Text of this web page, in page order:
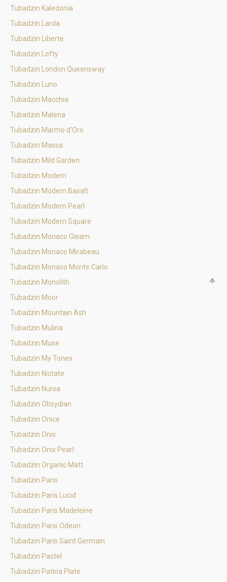
Tubadzin Kaledonia
Tubadzin Larda
Tubadzin Liberte
Tubadzin Lofty
Tubadzin London Queensway
Tubadzin Luno
Tubadzin Macchia
Tubadzin Malena
Tubadzin Marmo d'Oro
Tubadzin Massa
Tubadzin Mild Garden
Tubadzin Modern
Tubadzin Modern Basalt
Tubadzin Modern Pearl
Tubadzin Modern Square
Tubadzin Monaco Gleam
Tubadzin Monaco Mirabeau
Tubadzin Monaco Monte Carlo
Tubadzin Monolith
Tubadzin Moor
Tubadzin Mountain Ash
Tubadzin Mulina
Tubadzin Muse
Tubadzin My Tones
Tubadzin Nictate
Tubadzin Nursa
Tubadzin Obsydian
Tubadzin Onice
Tubadzin Onis
Tubadzin Onix Pearl
Tubadzin Organic Matt
Tubadzin Paris
Tubadzin Paris Lucid
Tubadzin Paris Madeleine
Tubadzin Paris Odeon
Tubadzin Paris Saint Germain
Tubadzin Pastel
Tubadzin Patina Plate